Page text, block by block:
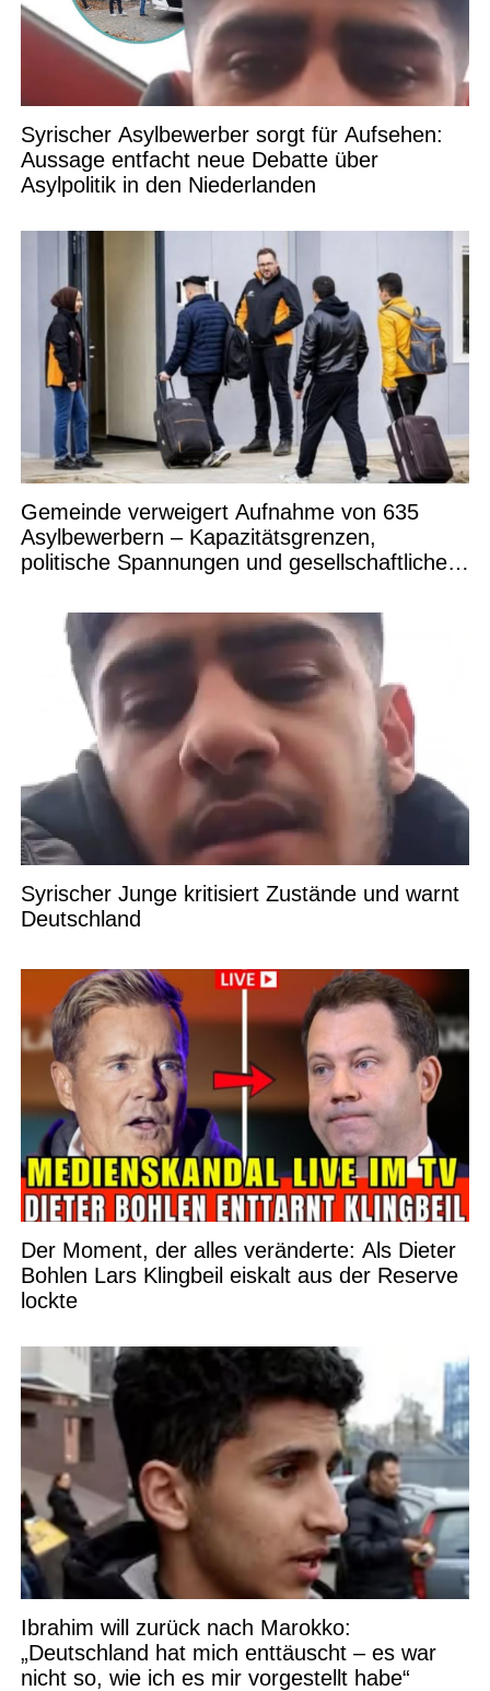
Syrischer Asylbewerber sorgt für Aufsehen:
Aussage entfacht neue Debatte über
Asylpolitik in den Niederlanden
Gemeinde verweigert Aufnahme von 635
Asylbewerbern – Kapazitätsgrenzen,
politische Spannungen und gesellschaftliche
Syrischer Junge kritisiert Zustände und warnt
Deutschland
Der Moment, der alles veränderte: Als Dieter
Bohlen Lars Klingbeil eiskalt aus der Reserve
lockte
Ibrahim will zurück nach Marokko:
„Deutschland hat mich enttäuscht – es war
nicht so, wie ich es mir vorgestellt habe“